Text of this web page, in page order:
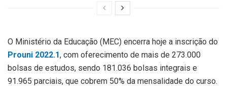
O Ministério da Educação (MEC) encerra hoje a inscrição do
Prouni 2022.1, com oferecimento de mais de 273.000
bolsas de estudos, sendo 181.036 bolsas integrais e
91.965 parciais, que cobrem 50% da mensalidade do curso.